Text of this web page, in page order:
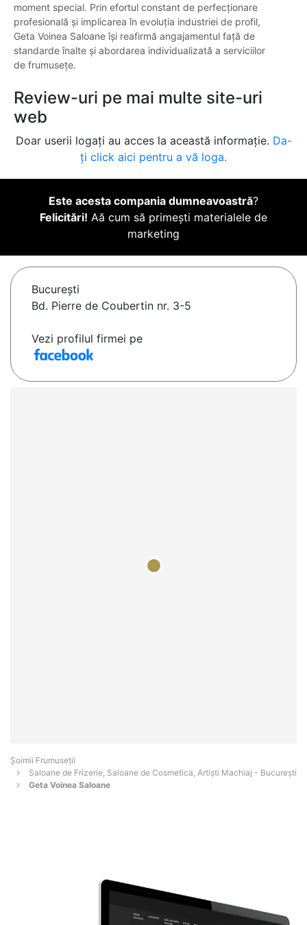
moment special. Prin efortul constant de perfecționare
profesională și implicarea în evoluția industriei de profil,
Geta Voinea Saloane își reafirmă angajamentul față de
standarde înalte și abordarea individualizată a serviciilor
de frumusețe.
Review-uri pe mai multe site-uri
web
Doar userii logați au acces la această informație. Da-
ți click aici pentru a vă loga.
Este acesta compania dumneavoastră?
Felicitări! Aă cum să primești materialele de
marketing
Bucureşti
Bd. Pierre de Coubertin nr. 3-5
Vezi profilul firmei pe
Șoimii Frumuseții
Saloane de Frizerie, Saloane de Cosmetica, Artiști Machiaj - Bucureşti
Geta Voinea Saloane